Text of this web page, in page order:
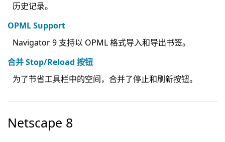
历史记录。
OPML Support
Navigator 9 支持以 OPML 格式导入和导出书签。
合并 Stop/Reload 按钮
为了节省工具栏中的空间，合并了停止和刷新按钮。
Netscape 8